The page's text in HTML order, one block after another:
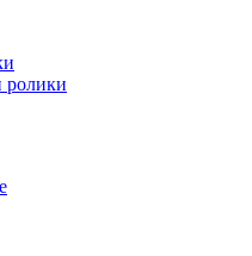
ролики